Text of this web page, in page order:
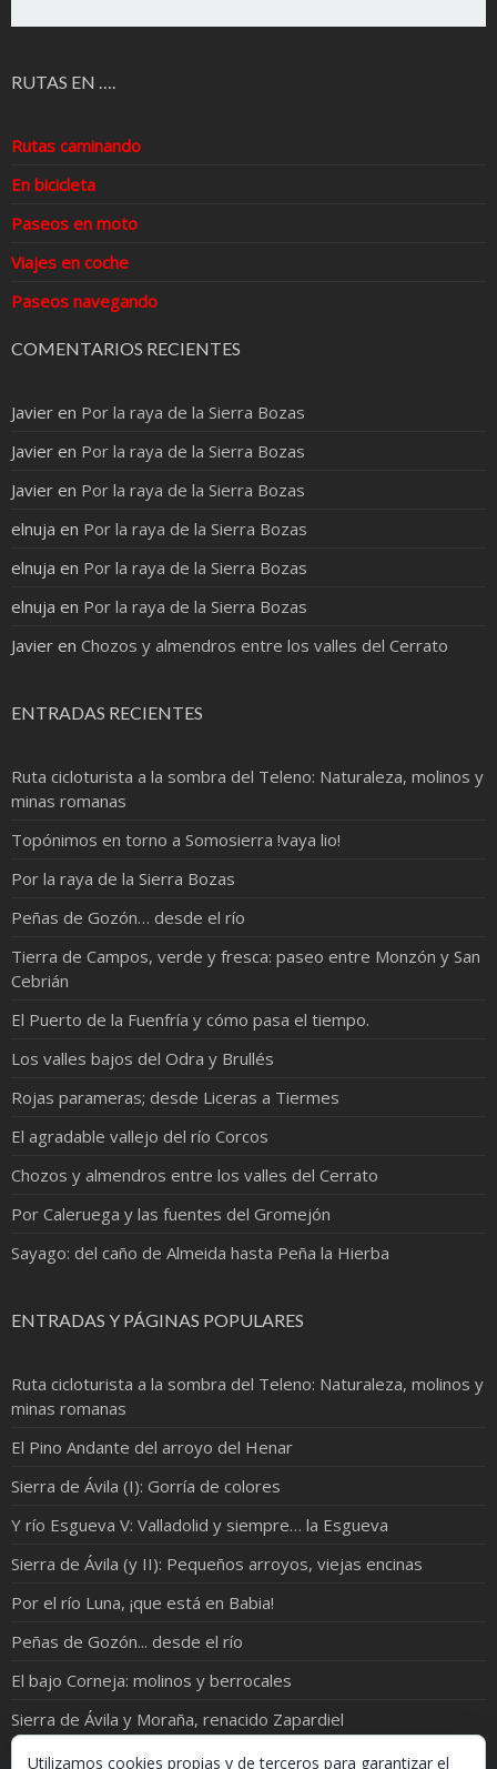
RUTAS EN ….
Rutas caminando
En bicicleta
Paseos en moto
Viajes en coche
Paseos navegando
COMENTARIOS RECIENTES
Javier en Por la raya de la Sierra Bozas
Javier en Por la raya de la Sierra Bozas
Javier en Por la raya de la Sierra Bozas
elnuja en Por la raya de la Sierra Bozas
elnuja en Por la raya de la Sierra Bozas
elnuja en Por la raya de la Sierra Bozas
Javier en Chozos y almendros entre los valles del Cerrato
ENTRADAS RECIENTES
Ruta cicloturista a la sombra del Teleno: Naturaleza, molinos y
minas romanas
Topónimos en torno a Somosierra !vaya lio!
Por la raya de la Sierra Bozas
Peñas de Gozón… desde el río
Tierra de Campos, verde y fresca: paseo entre Monzón y San
Cebrián
El Puerto de la Fuenfría y cómo pasa el tiempo.
Los valles bajos del Odra y Brullés
Rojas parameras; desde Liceras a Tiermes
El agradable vallejo del río Corcos
Chozos y almendros entre los valles del Cerrato
Por Caleruega y las fuentes del Gromejón
Sayago: del caño de Almeida hasta Peña la Hierba
ENTRADAS Y PÁGINAS POPULARES
Ruta cicloturista a la sombra del Teleno: Naturaleza, molinos y
minas romanas
El Pino Andante del arroyo del Henar
Sierra de Ávila (I): Gorría de colores
Y río Esgueva V: Valladolid y siempre… la Esgueva
Sierra de Ávila (y II): Pequeños arroyos, viejas encinas
Por el río Luna, ¡que está en Babia!
Peñas de Gozón... desde el río
El bajo Corneja: molinos y berrocales
Sierra de Ávila y Moraña, renacido Zapardiel
Río Pirón: de Samboal a Peñacarrasquilla
Utilizamos cookies propias y de terceros para garantizar el